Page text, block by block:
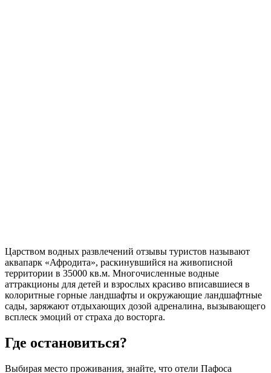
Царством водных развлечений отзывы туристов называют
аквапарк «Афродита», раскинувшийся на живописной
территории в 35000 кв.м. Многочисленные водные
аттракционы для детей и взрослых красиво вписавшиеся в
колоритные горные ландшафты и окружающие ландшафтные
сады, заряжают отдыхающих дозой адреналина, вызывающего
всплеск эмоций от страха до восторга.
Где остановиться?
Выбирая место проживания, знайте, что отели Пафоса